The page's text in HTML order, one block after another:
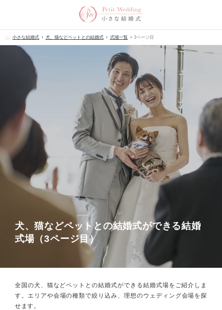
小さな結婚式 犬、猫などペットとの結婚式 式場一覧 3ページ目
犬、猫などペットとの結婚式ができる結婚
式場（3ページ目）
全国の犬、猫などペットとの結婚式ができる結婚式場をご紹介しま
す。 エリアや会場の種類で絞り込み、理想のウェディング会場を探
せます。